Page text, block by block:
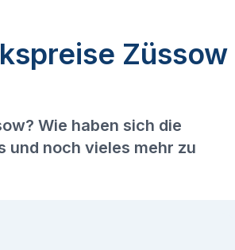
Züssow
Wie haben sich die
und noch vieles mehr zu